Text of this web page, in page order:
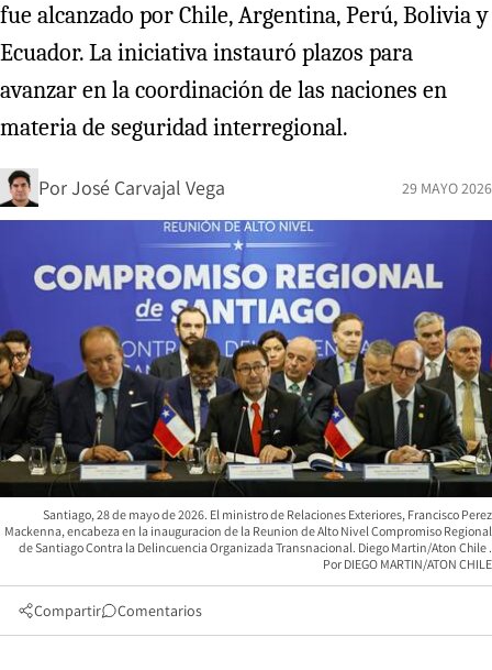
fue alcanzado por Chile, Argentina, Perú, Bolivia y
Ecuador. La iniciativa instauró plazos para
avanzar en la coordinación de las naciones en
materia de seguridad interregional.
PorJosé Carvajal Vega 29 MAYO 2026
Santiago, 28 de mayo de 2026. El ministro de Relaciones Exteriores, Francisco Perez
Mackenna, encabeza en la inauguracion de la Reunion de Alto Nivel Compromiso Regional
de Santiago Contra la Delincuencia Organizada Transnacional. Diego Martin/Aton Chile
DIEGO MARTIN/ATON CHILE
Compartir Comentarios